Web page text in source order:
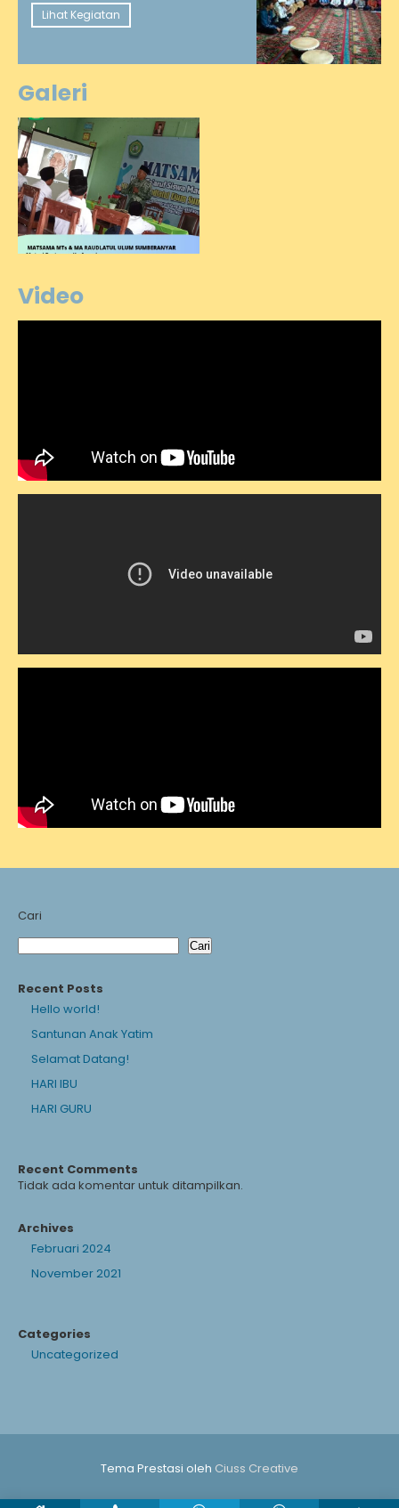
Lihat Kegiatan
Galeri
Video
Cari
Cari
Recent Posts
Hello world!
Santunan Anak Yatim
Selamat Datang!
HARI IBU
HARI GURU
Recent Comments
Tidak ada komentar untuk ditampilkan.
Archives
Februari 2024
November 2021
Categories
Uncategorized
Tema Prestasi oleh Ciuss Creative